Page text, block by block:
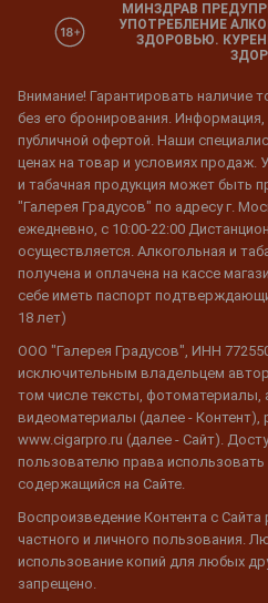
МИНЗДРАВ
УПОТРЕБЛЕНИЕ
ЗДОРОВЬЮ.
Внимание! Гарантировать наличие
без его бронирования. Информация,
публичной офертой. Наши
ценах на товар и условиях продаж.
и табачная продукция может быть
"Галерея Градусов" по адресу г.
ежедневно, с 10:00-22:00
осуществляется. Алкогольная и
получена и оплачена на кассе
себе иметь паспорт
18 лет)
ООО "Галерея Градусов", ИНН
исключительным владельцем
том числе тексты, фотоматериалы,
видеоматериалы (далее - Контент),
www.cigarpro.ru (далее - Сайт).
пользователю права использовать
содержащийся на Сайте.
Воспроизведение Контента с
частного и личного пользования.
использование копий для любых
запрещено.